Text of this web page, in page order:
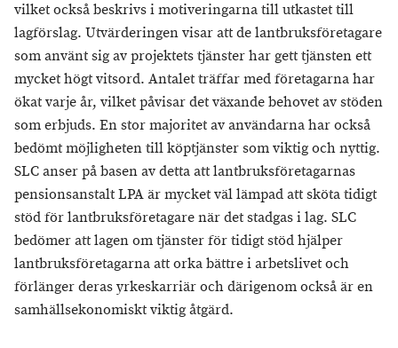
vilket också beskrivs i motiveringarna till utkastet till
lagförslag. Utvärderingen visar att de lantbruksföretagare
som använt sig av projektets tjänster har gett tjänsten ett
mycket högt vitsord. Antalet träffar med företagarna har
ökat varje år, vilket påvisar det växande behovet av stöden
som erbjuds. En stor majoritet av användarna har också
bedömt möjligheten till köptjänster som viktig och nyttig.
SLC anser på basen av detta att lantbruksföretagarnas
pensionsanstalt LPA är mycket väl lämpad att sköta tidigt
stöd för lantbruksföretagare när det stadgas i lag. SLC
bedömer att lagen om tjänster för tidigt stöd hjälper
lantbruksföretagarna att orka bättre i arbetslivet och
förlänger deras yrkeskarriär och därigenom också är en
samhällsekonomiskt viktig åtgärd.